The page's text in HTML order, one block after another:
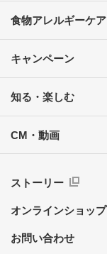
食物アレルギーケア
キャンペーン
知る・楽しむ
CM・動画
ストーリー
オンラインショップ
お問い合わせ